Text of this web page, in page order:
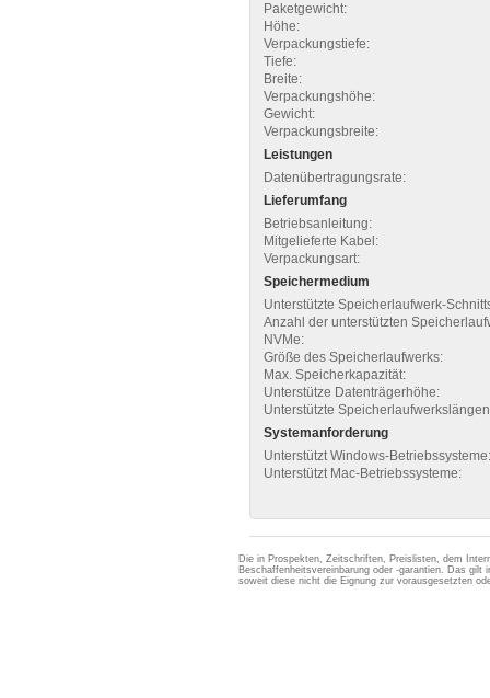
Paketgewicht:
Höhe:
Verpackungstiefe:
Tiefe:
Breite:
Verpackungshöhe:
Gewicht:
Verpackungsbreite:
Leistungen
Datenübertragungsrate:
Lieferumfang
Betriebsanleitung:
Mitgelieferte Kabel:
Verpackungsart:
Speichermedium
Unterstützte Speicherlaufwerk-
Anzahl der unterstützten
NVMe:
Größe des Speicherlaufwerks:
Max. Speicherkapazität:
Unterstütze Datenträgerhöhe:
Unterstützte
Systemanforderung
Unterstützt Windows-Betriebssysteme:
Unterstützt Mac-Betriebssysteme:
Die in Prospekten, Zeitschriften, Preislisten, dem
Beschaffenheitsvereinbarung oder -garantien. Das
soweit diese nicht die Eignung zur vorausgesetzten